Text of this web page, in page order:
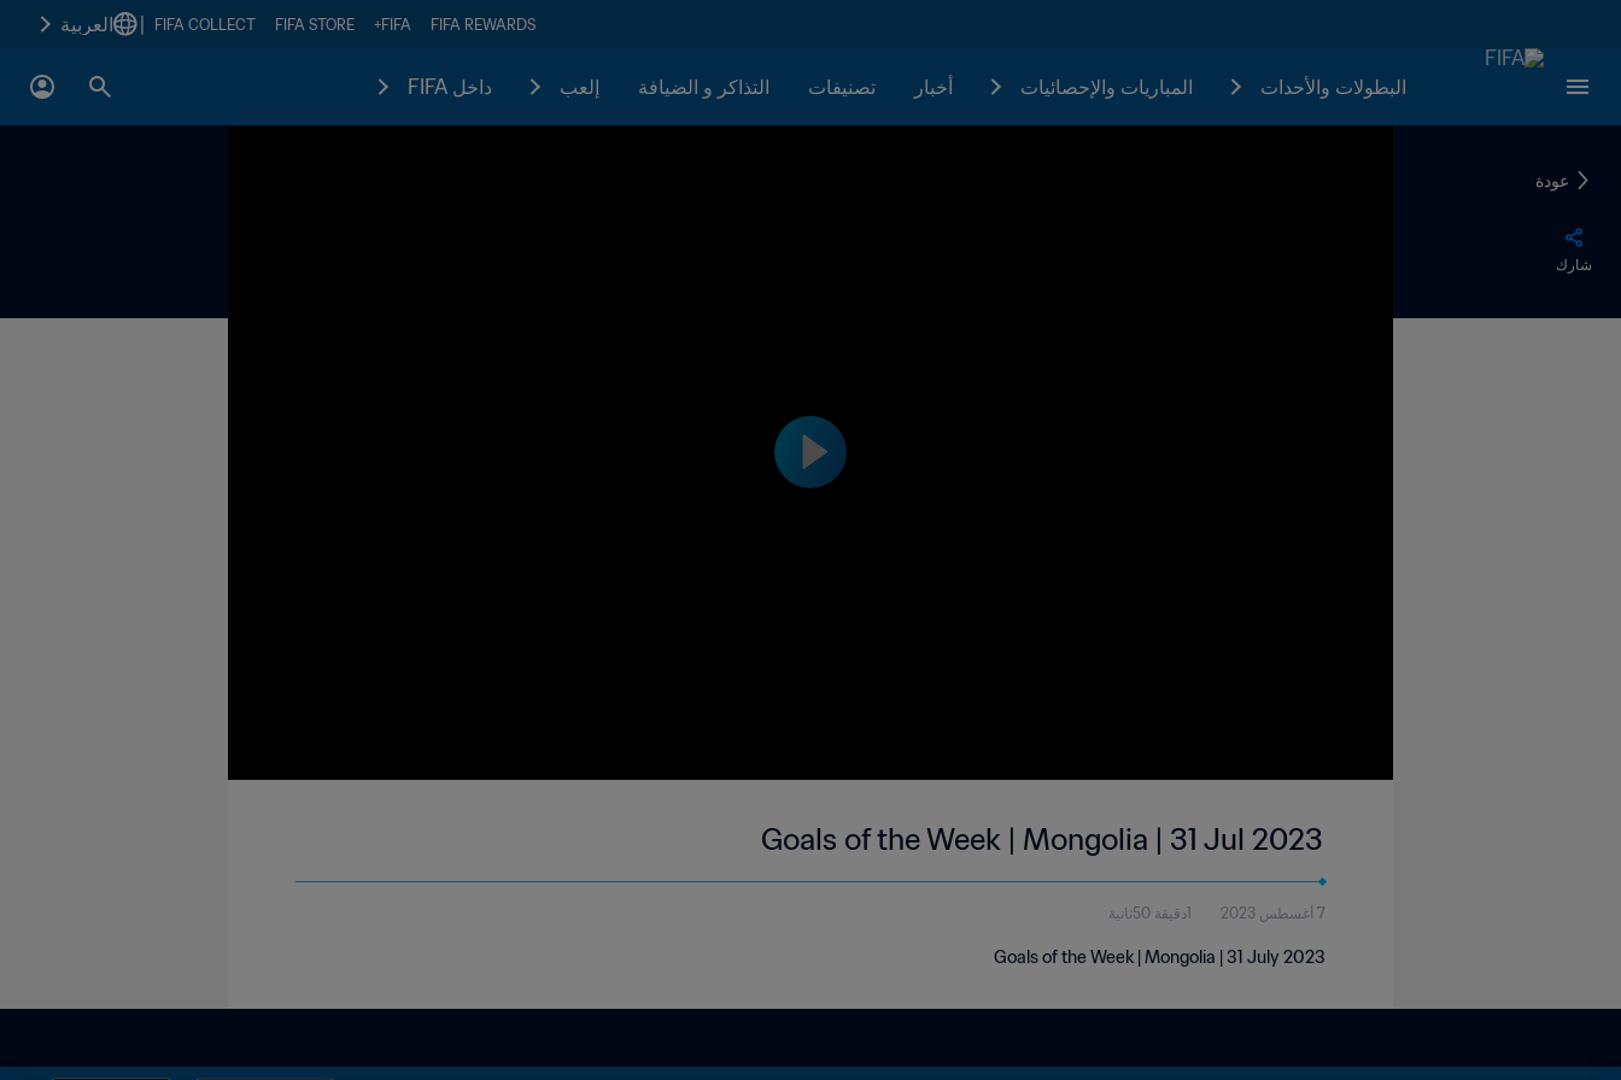
FIFA REWARDS
FIFA+
FIFA STORE
FIFA COLLECT العربية
البطولات والأحدات المباريات والإحصائيات أخبار تصنيفات التذاكر و الضيافة إلعب داخل FIFA
عودة
شارك
Goals of the Week | Mongolia | 31 Jul 2023
7 أغسطس 2023 1دقيقة 50ثانية
Goals of the Week | Mongolia | 31 July 2023